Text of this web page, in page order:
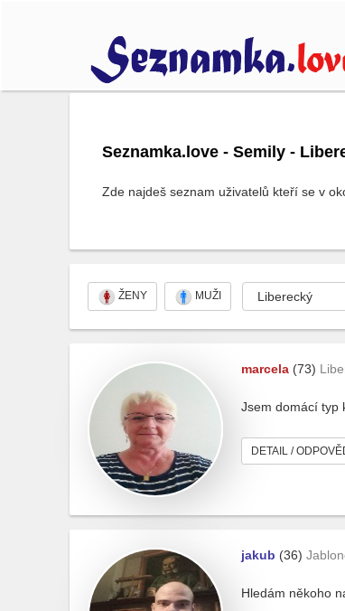
Seznamka.love - Semily -
Zde najdeš seznam uživatelů kteří se v
ŽENY MUŽI
marcela (73)
Jsem domácí typ
DETAIL /
jakub (36)
Hledám někoho